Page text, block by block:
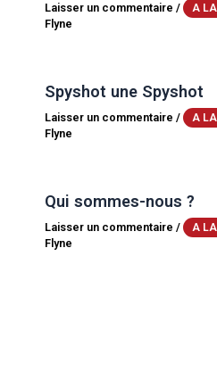
Laisser un commentaire / A
Flyne
Spyshot une Spyshot
Laisser un commentaire / A
Flyne
Qui sommes-nous ?
Laisser un commentaire / A
Flyne